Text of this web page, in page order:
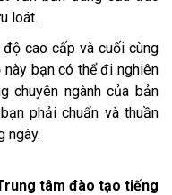
loát.
cao cấp và cuối cùng
này bạn có thể đi nghiên
chuyên ngành của bản
phải chuẩn và thuần
ngày.
tâm đào tạo tiếng